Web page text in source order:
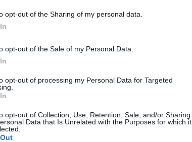
opt-out of the Sharing of my personal data.
opt-out of the Sale of my Personal Data.
opt-out of processing my Personal Data for Targeted
opt-out of Collection, Use, Retention, Sale, and/or Sharing
Data that Is Unrelated with the Purposes for which it